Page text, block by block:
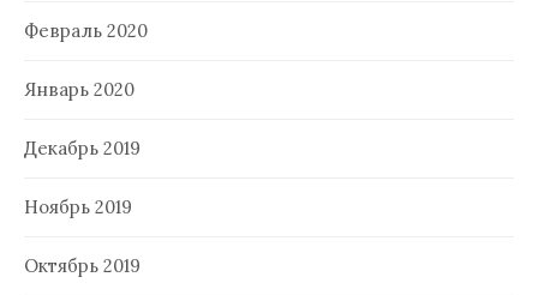
Февраль 2020
Январь 2020
Декабрь 2019
Ноябрь 2019
Октябрь 2019